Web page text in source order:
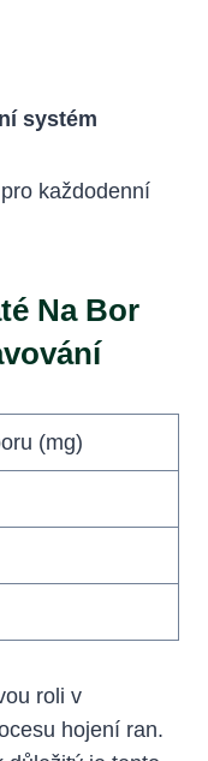
systém
Na Bor
(mg)
roli v
hojení ran.